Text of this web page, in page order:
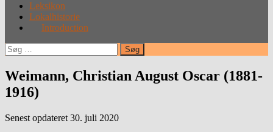
Leksikon
Lokalhistorie
Introduction
Søg
efter:
Weimann, Christian August Oscar (1881-
1916)
Senest opdateret 30. juli 2020